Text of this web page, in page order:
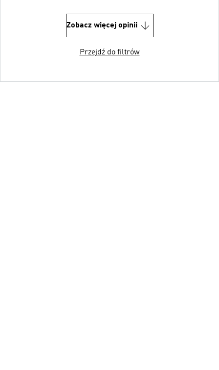
Zobacz więcej opinii
Przejdź do filtrów